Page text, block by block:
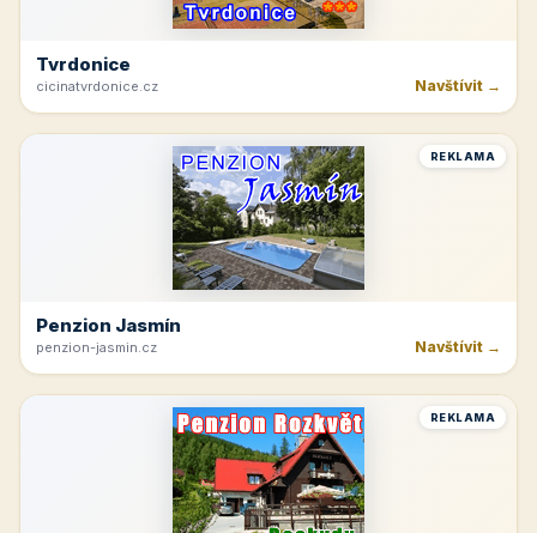
Tvrdonice
cicinatvrdonice.cz Navštívit →
REKLAMA
Penzion Jasmín
penzion-jasmin.cz Navštívit →
REKLAMA